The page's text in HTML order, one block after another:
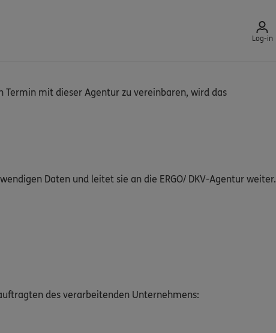
Log-in
Termin mit dieser Agentur zu vereinbaren, wird das
Daten und leitet sie an die ERGO/ DKV-Agentur weiter.
des verarbeitenden Unternehmens: